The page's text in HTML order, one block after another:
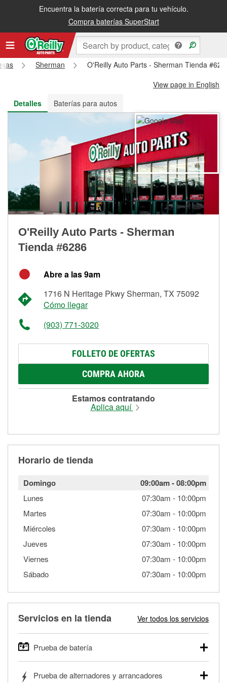
Encuentra la batería correcta para tu vehículo.
Compra baterías SuperStart
Recibe tu orden gratis al día siguiente o recógela en la tienda
Sherman
O'Reilly Auto Parts - Sherman Tienda
View page in English
Detalles
Baterías para autos
O'Reilly Auto Parts - Sherman
Tienda #6286
Abre a las 9am
1716 N Heritage Pkwy Sherman, TX 75092
Cómo llegar
(903) 771-3020
FOLLETO DE OFERTAS
COMPRA AHORA
Estamos contratando
Aplica aquí
Horario de tienda
Domingo 09:00am-08:00pm
Lunes 07:30am - 10:00pm
Martes
07:30am - 10:00pm
Miércoles
07:30am - 10:00pm
Jueves
07:30am - 10:00pm
Viernes
07:30am - 10:00pm
Sábado
07:30am - 10:00pm
Servicios en la tienda Ver todos los servicios
Prueba de batería
autos, camionetas, SUVs, vehículos comerciales y
Prueba de alternadores y arrancadores